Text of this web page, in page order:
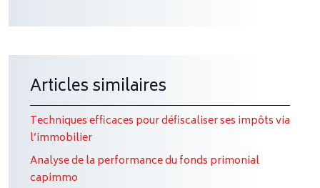
Articles similaires
Techniques efficaces pour défiscaliser ses impôts via
l’immobilier
Analyse de la performance du fonds primonial
capimmo